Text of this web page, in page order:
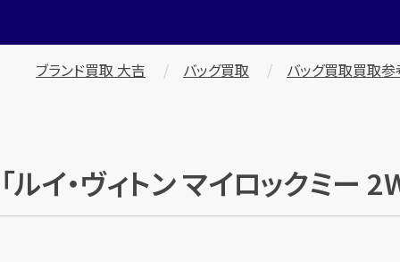
ブランド買取 大吉 バッグ買取 バッグ買取買取
「ルイ・ヴィトン マイロックミ